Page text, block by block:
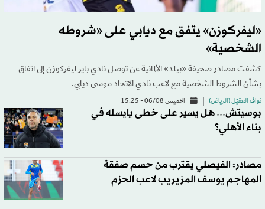
«ليفركوزن» يتفق مع ديابي على «شروطه
الشخصية»
كشفت مصادر صحيفة «بيلد» الألمانية عن توصل نادي باير ليفركوزن إلى اتفاق
بشأن الشروط الشخصية مع لاعب نادي الاتحاد موسى ديابي.
نواف العقيّل (الرياض) الخميس 06/08 - 15:25
بوسيتش... هل يسير على خطى يايسله في
بناء الأهلي؟
مصادر: الفيصلي يقترب من حسم صفقة
المهاجم يوسف المزيريب لاعب الحزم